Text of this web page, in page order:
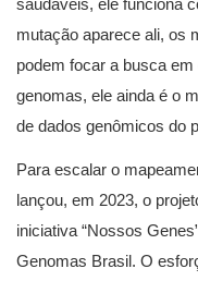
saudáveis, ele funciona
mutação aparece ali, os
podem focar a busca
genomas, ele ainda é o
de dados genômicos do
Para escalar o
lançou, em 2023, o
iniciativa “Nossos
Genomas Brasil. O